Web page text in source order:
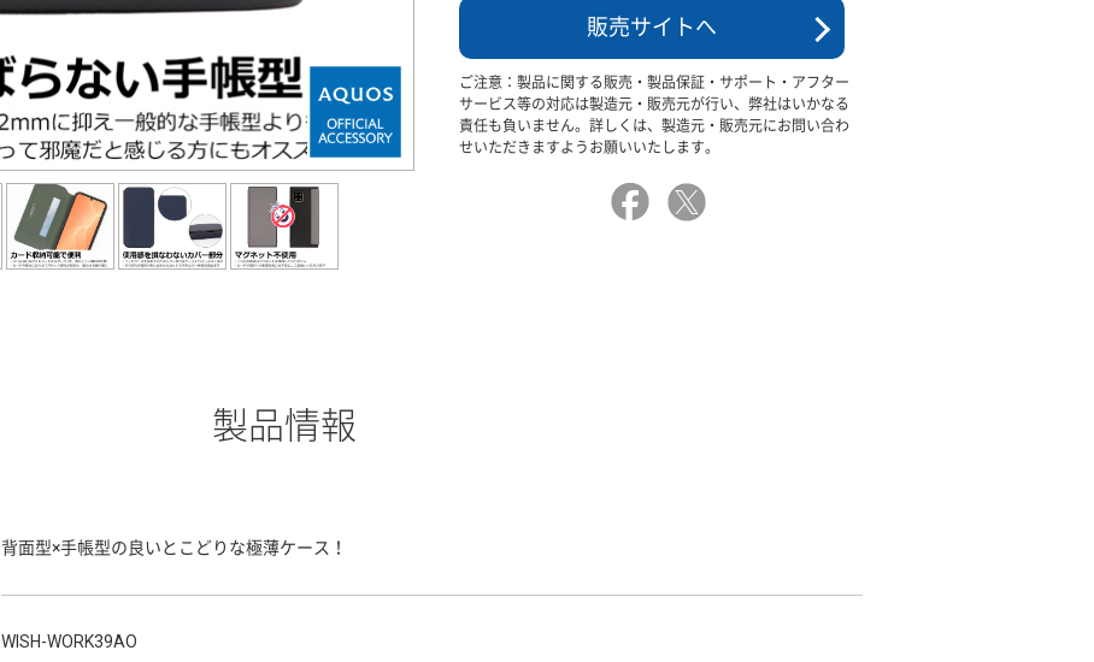
販売サイトへ
ご注意：製品に関する販売・製品保証・サポート・アフター
サービス等の対応は製造元・販売元が行い、弊社はいかなる
責任も負いません。詳しくは、製造元・販売元にお問い合わ
せいただきますようお願いいたします。
製品情報
背面型×手帳型の良いとこどりな極薄ケース！
WISH-WORK39AO